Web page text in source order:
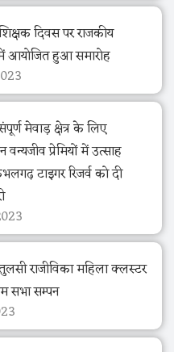
दिवस पर राजकीय
आयोजित हुआ समारोह
मेवाड़ क्षेत्र के लिए
वन्यजीव प्रेमियों में उत्साह
टाइगर रिजर्व को दी
राजीविका महिला क्लस्टर
सभा सम्पन